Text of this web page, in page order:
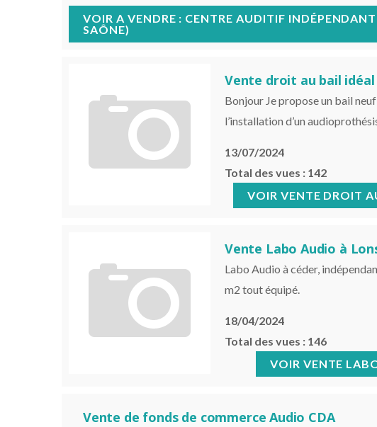
A VENDRE : CENTRE AUDITIF
SAÔNE)
Vente droit au bail
Bonjour Je propose un bail
l’installation d’un
13/07/2024
Total des vues : 142
VENTE DROIT
Vente Labo Audio à
Labo Audio à céder,
m2 tout équipé.
18/04/2024
Total des vues : 146
VENTE
Vente de fonds de commerce Audio CDA